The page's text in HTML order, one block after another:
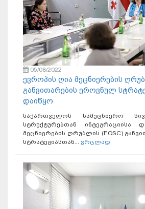
05/08/2022
ევროპის ღია მეცნიერების
განვითარების ეროვნულ
დაიწყო
საქართველოს სამეცნიერო
სტრუქტურებთან ინტეგრაციისა
მეცნიერების ღრუბლის (EOSC)
სტრატეგიასთან... ვრცლად